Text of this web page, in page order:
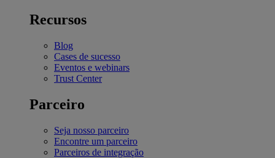
Recursos
Blog
Cases de sucesso
Eventos e webinars
Trust Center
Parceiro
Seja nosso parceiro
Encontre um parceiro
Parceiros de integração